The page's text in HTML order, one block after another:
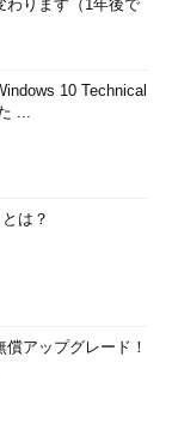
わります（1年後で
10 Technical
...
は？
アップグレード！